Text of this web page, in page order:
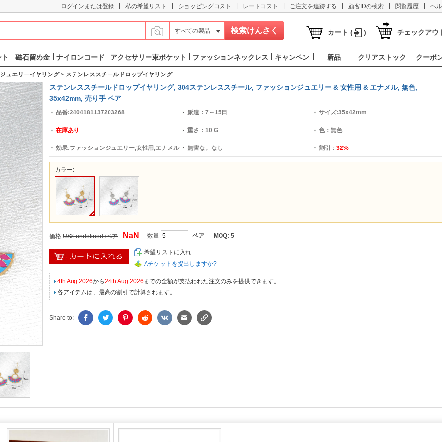
ログインまたは登録 私の希望リスト ショッピングコスト レートコスト ご注文を追跡する 顧客IDの検索 閲覧履歴 ヘ
すべての製品 カート ( ) チェックアウ
磁石留め金 ナイロンコード アクセサリー束ポケット ファッションネックレス キャンペン 新品 クリアストック クーポ
ュエリーイヤリング> ステンレススチールドロップイヤリング
ステンレススチールドロップイヤリング, 304ステンレススチール, ファッションジュエリー & 女性用 & エナメル, 無色,
35x42mm, 売り手 ペア
品番:2404181137203268 派遣： 7～15日 サイズ:35x42mm
在庫あり 重さ： 10 G 色：無色
効果:ファッションジュエリー,女性用,エナメル 無害な。 なし 割引：32%
カラー:
価格:US$ undefined /ペア NaN 数量 ペア MOQ: 5
希望リストに入れ
Aチケットを提出しますか?
4th Aug 2026から24th Aug 2026 までの全額が支払われた注文のみを提供できます。
各アイテムは、最高の割引で計算されます。
Share to: